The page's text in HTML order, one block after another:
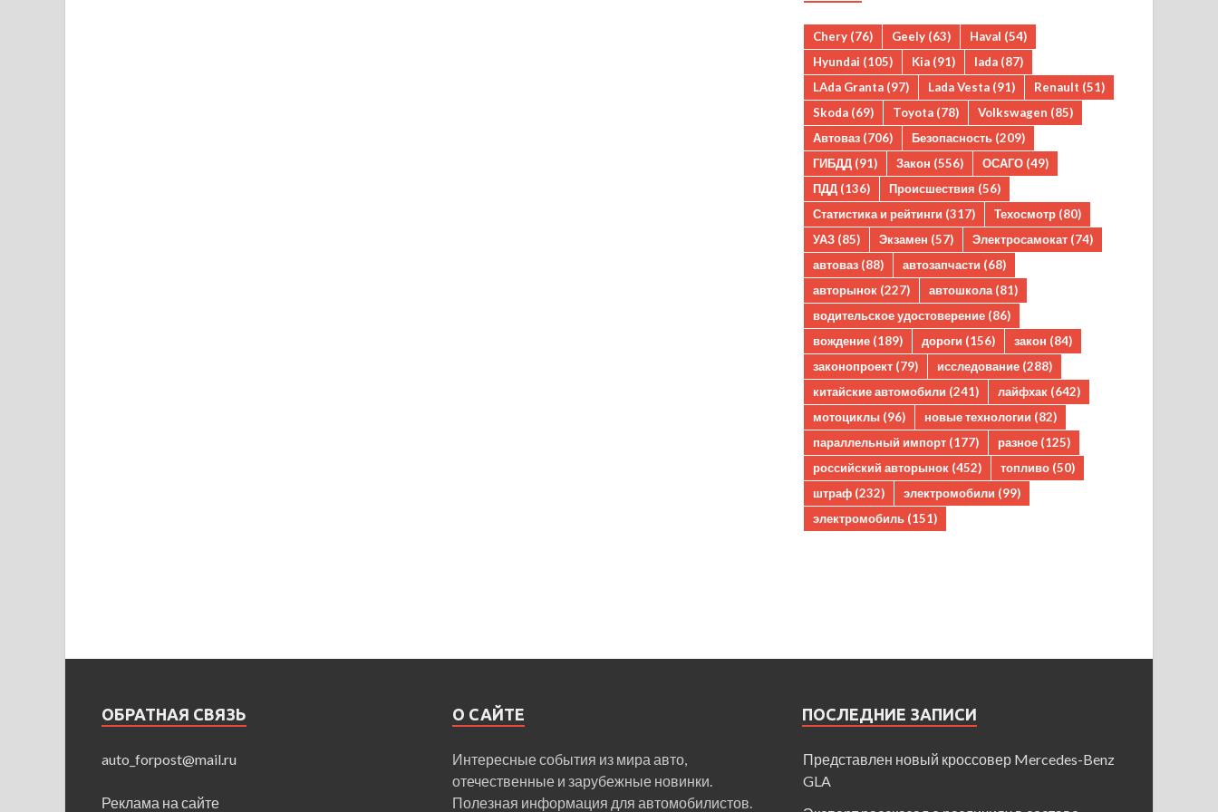
Chery (76) Geely (63) Haval (54)
Hyundai (105) Kia (91) lada (87)
LAda Granta (97) Lada Vesta (91) Renault (51)
Skoda (69) Toyota (78) Volkswagen (85)
Автоваз (706) Безопасность (209)
ГИБДД (91) Закон (556) ОСАГО (49)
ПДД (136) Происшествия (56)
Статистика и рейтинги (317) Техосмотр (80)
УАЗ (85) Экзамен (57) Электросамокат (74)
автоваз (88) автозапчасти (68)
авторынок (227) автошкола (81)
водительское удостоверение (86)
вождение (189) дороги (156) закон (84)
законопроект (79) исследование (288)
китайские автомобили (241) лайфхак (642)
мотоциклы (96) новые технологии (82)
параллельный импорт (177) разное (125)
российский авторынок (452) топливо (50)
штраф (232) электромобили (99)
электромобиль (151)
ОБРАТНАЯ СВЯЗЬ
auto_forpost@mail.ru
Реклама на сайте
О САЙТЕ
Интересные события из мира авто,
отечественные и зарубежные новинки.
Полезная информация для автомобилистов.
ПОСЛЕДНИЕ ЗАПИСИ
Представлен новый кроссовер Mercedes-Benz
GLA